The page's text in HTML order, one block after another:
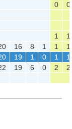
0
0
1
1
16 8 1 1
1
19 1 0 1
1
19 6 0 2
2